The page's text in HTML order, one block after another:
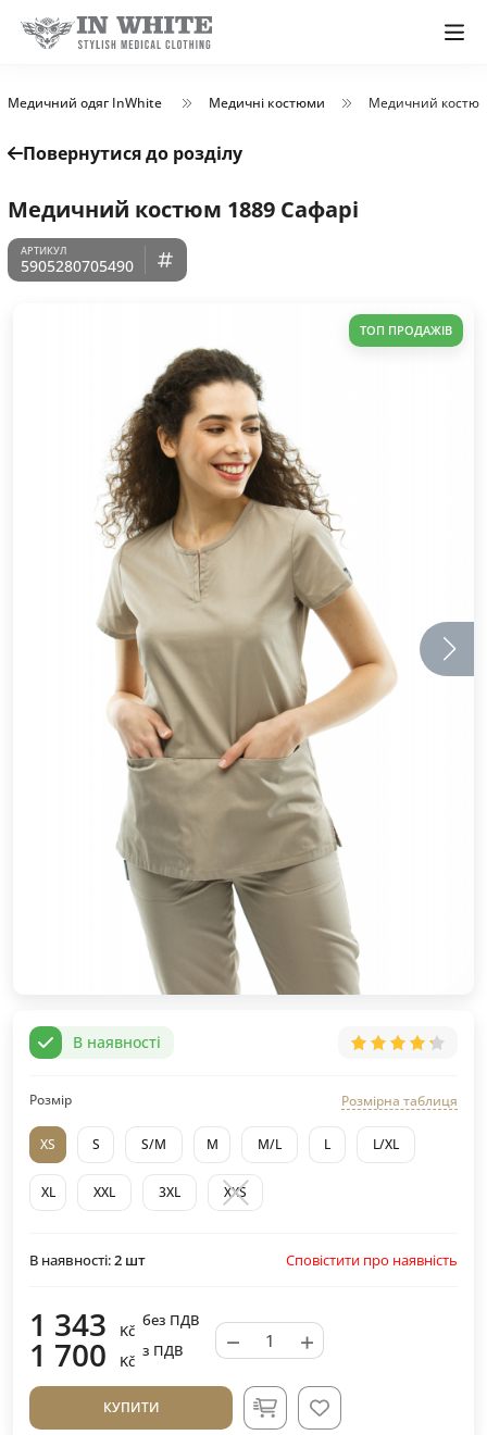
Медичний одяг InWhite Медичні костюми Медичний
Повернутися до розділу
Медичний костюм 1889 Сафарі
5905280705490
ТОП ПРОДАЖІВ
В наявності
Розмір Розмірна таблиця
XS S S/M M M/L L L/XL
XL XXL 3XL XXS
В наявності:2 шт Сповістити про наявність
1 343 Kč
без ПДВ
1 700 Kč
з ПДВ − +
КУПИТИ